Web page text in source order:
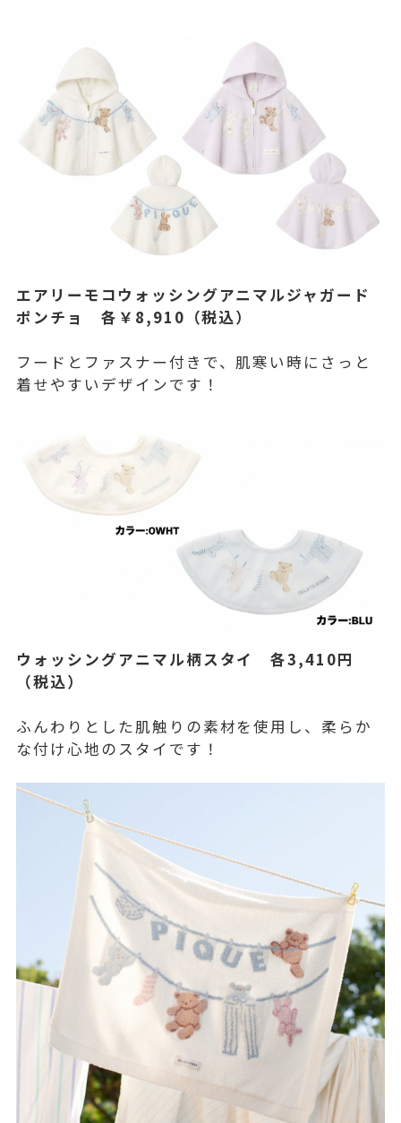
エアリーモコウォッシングアニマルジャガード
ポンチョ 各￥8,910（税込）
フードとファスナー付きで、肌寒い時にさっと
着せやすいデザインです！
ウォッシングアニマル柄スタイ 各3,410円
（税込）
ふんわりとした肌触りの素材を使用し、柔らか
な付け心地のスタイです！